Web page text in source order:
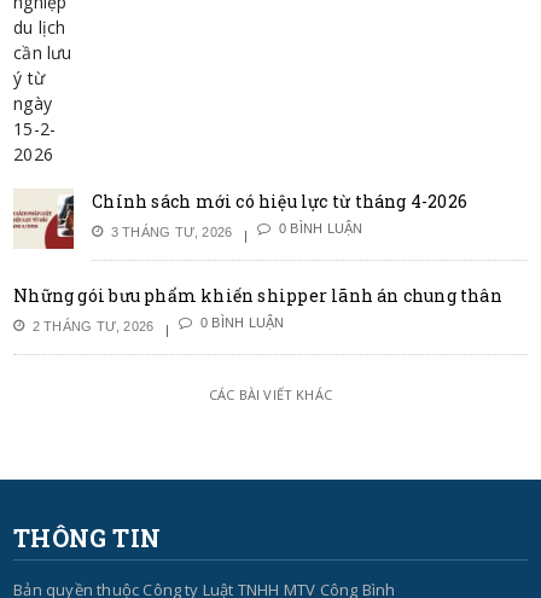
Chính sách mới có hiệu lực từ tháng 4-2026
3 THÁNG TƯ, 2026 0 BÌNH LUẬN
Những gói bưu phẩm khiến shipper lãnh án chung thân
2 THÁNG TƯ, 2026 0 BÌNH LUẬN
CÁC BÀI VIẾT KHÁC
THÔNG TIN
Bản quyền thuộc Công ty Luật TNHH MTV Công Bình